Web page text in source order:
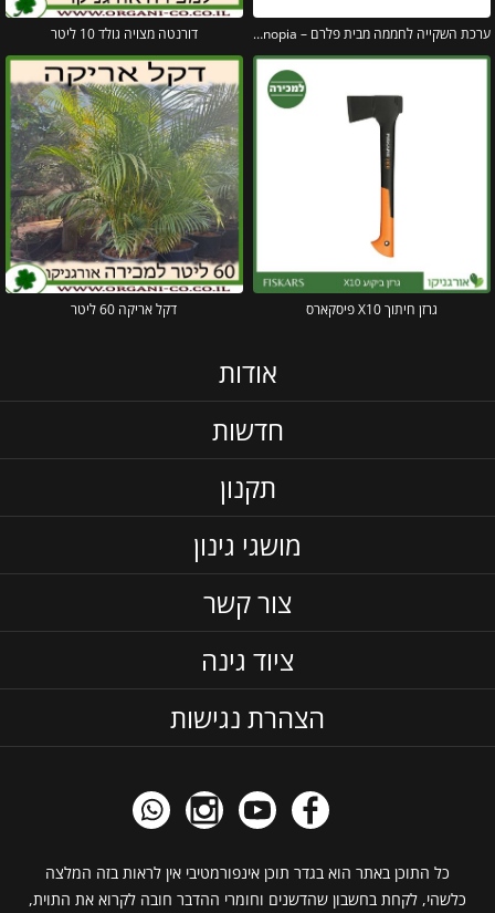
ערכת השקייה לחממה מבית פלרם – Canopia דורנטה מצויה גולד 10 ליטר
גרזן חיתוך X10 פיסקארס דקל אריקה 60 ליטר
אודות
חדשות
תקנון
מושגי גינון
צור קשר
ציוד גינה
הצהרת נגישות
כל התוכן באתר הוא בגדר תוכן אינפורמטיבי אין לראות בזה המלצה
כלשהי, לקחת בחשבון שהדשנים וחומרי ההדבר חובה לקרוא את התוית,